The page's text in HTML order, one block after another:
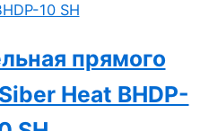
прямого
Heat BHDP-